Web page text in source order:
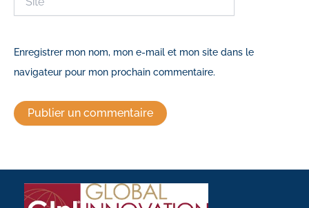
Enregistrer mon nom, mon e-mail et mon site dans le
navigateur pour mon prochain commentaire.